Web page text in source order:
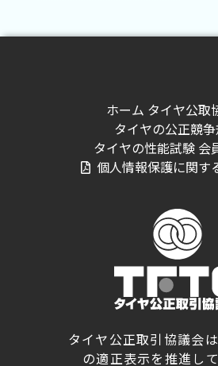
ホーム タイヤ公取
タイヤの公正競
タイヤの性能試験 会
個人情報保護に関す
タイヤ公正取引協議会
の適正表示を推進して